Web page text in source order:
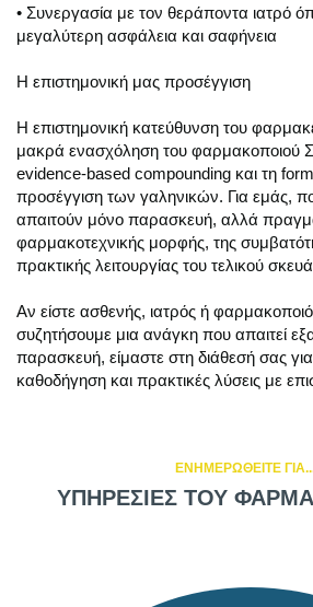
• Συνεργασία με τον θεράποντα ιατρό
μεγαλύτερη ασφάλεια και σαφήνεια
Η επιστημονική μας προσέγγιση
Η επιστημονική κατεύθυνση του
μακρά ενασχόληση του φαρμακοποιού
evidence-based compounding και τη
προσέγγιση των γαληνικών. Για εμάς,
απαιτούν μόνο παρασκευή, αλλά
φαρμακοτεχνικής μορφής, της
πρακτικής λειτουργίας του τελικού
Αν είστε ασθενής, ιατρός ή
συζητήσουμε μια ανάγκη που απαιτεί
παρασκευή, είμαστε στη διάθεσή σας
καθοδήγηση και πρακτικές λύσεις με
ΕΝΗΜΕΡΩΘΕΙΤΕ
ΥΠΗΡΕΣΙΕΣ ΤΟΥ